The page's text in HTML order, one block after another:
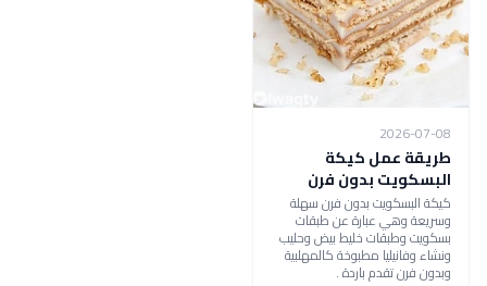
2026-07-08
طريقة عمل كيكة
البسكويت بدون فرن
كيكة البسكويت بدون فرن سهلة
وسريعة وهي عبارة عن طبقات
بسكويت وطبقات خليط بيض وحليب
ونشاء وفانيليا مطبوخة كالمهلبية
وبدون فرن تقدم باردة .